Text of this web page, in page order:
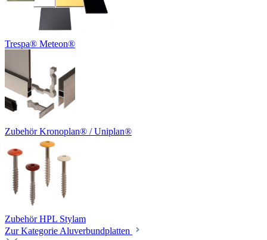
Trespa® Meteon®
Zubehör Kronoplan® / Uniplan®
Zubehör HPL Stylam
Zur Kategorie Aluverbundplatten